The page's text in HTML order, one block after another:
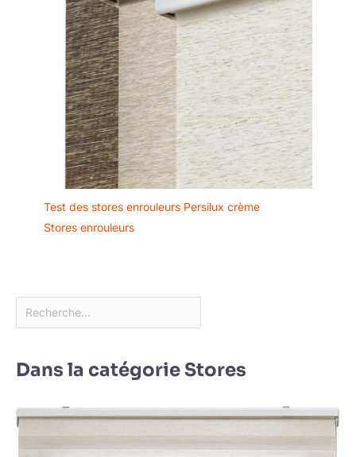
Test des stores enrouleurs Persilux crème
Stores enrouleurs
Dans la catégorie Stores